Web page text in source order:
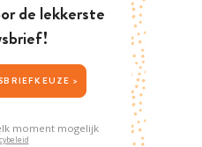
de lekkerste
JOUW NIEUWSBRIEFKEUZE >
moment mogelijk